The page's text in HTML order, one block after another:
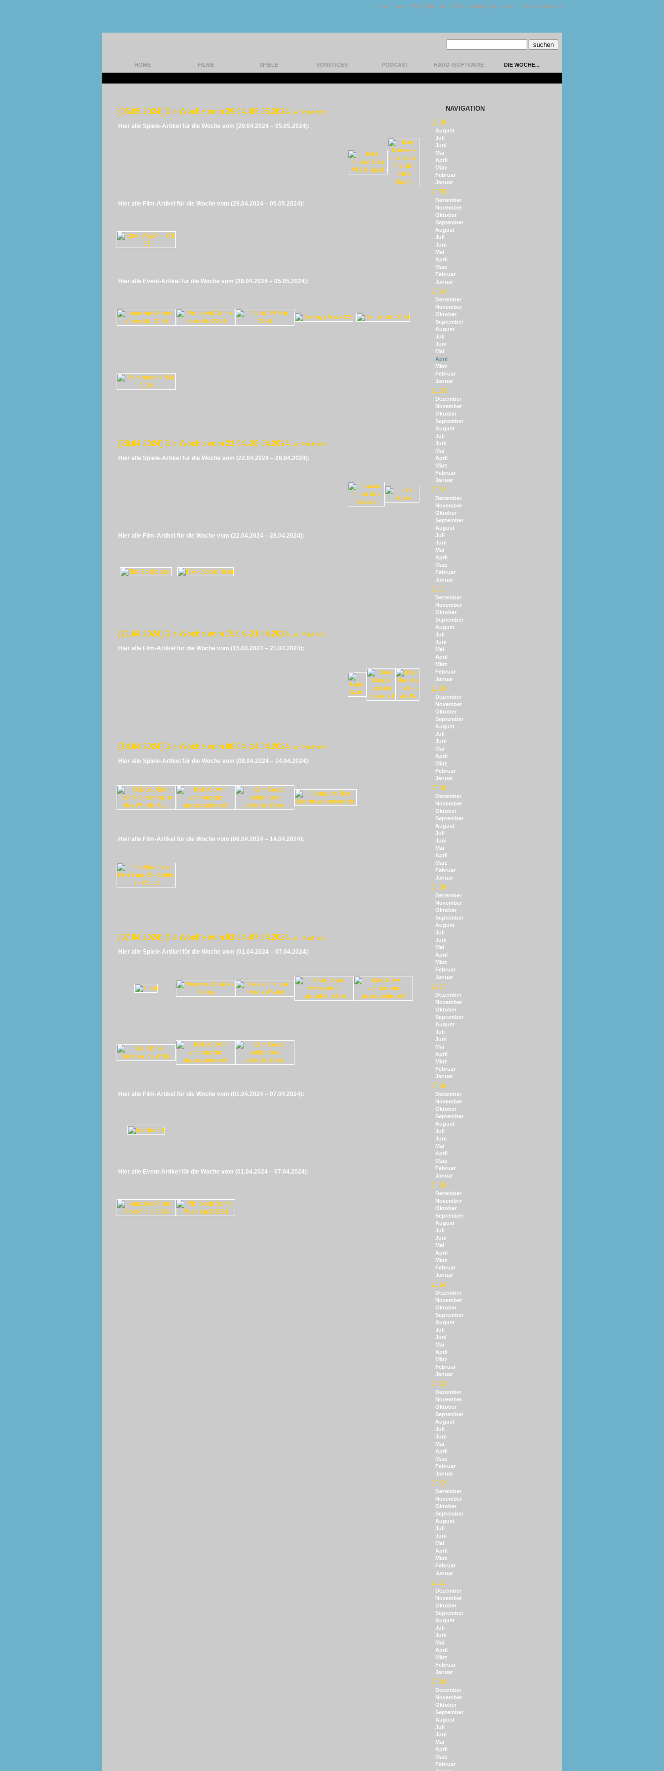
Unser Team | FAQ | Kontakt | Datenschutz | Impressum | Version 1.13.0.9
HOME FILME SPIELE SONSTIGES PODCAST HARD-/SOFTWARE DIE WOCHE...
[05.05.2024] Die Woche vom 29.04.-05.05.2024 von Panikmike
Hier alle Spiele-Artikel für die Woche vom (29.04.2024 – 05.05.2024):
Hier alle Film-Artikel für die Woche vom (29.04.2024 – 05.05.2024):
Hier alle Event-Artikel für die Woche vom (29.04.2024 – 05.05.2024):
[28.04.2024] Die Woche vom 22.04.-28.04.2024 von Panikmike
Hier alle Spiele-Artikel für die Woche vom (22.04.2024 – 28.04.2024):
Hier alle Film-Artikel für die Woche vom (22.04.2024 – 28.04.2024):
[21.04.2024] Die Woche vom 15.04.-21.04.2024 von Panikmike
Hier alle Film-Artikel für die Woche vom (15.04.2024 – 21.04.2024):
[14.04.2024] Die Woche vom 08.04.-14.04.2024 von Panikmike
Hier alle Spiele-Artikel für die Woche vom (08.04.2024 – 14.04.2024):
Hier alle Film-Artikel für die Woche vom (08.04.2024 – 14.04.2024):
[07.04.2024] Die Woche vom 01.04.-07.04.2024 von Panikmike
Hier alle Spiele-Artikel für die Woche vom (01.04.2024 – 07.04.2024):
Hier alle Film-Artikel für die Woche vom (01.04.2024 – 07.04.2024):
Hier alle Event-Artikel für die Woche vom (01.04.2024 – 07.04.2024):
NAVIGATION
2026
August
Juli
Juni
Mai
April
März
Februar
Januar
2025
Dezember
November
Oktober
September
August
Juli
Juni
Mai
April
März
Februar
Januar
2024
Dezember
November
Oktober
September
August
Juli
Juni
Mai
April
März
Februar
Januar
2023
Dezember
November
Oktober
September
August
Juli
Juni
Mai
April
März
Februar
Januar
2022
Dezember
November
Oktober
September
August
Juli
Juni
Mai
April
März
Februar
Januar
2021
Dezember
November
Oktober
September
August
Juli
Juni
Mai
April
März
Februar
Januar
2020
Dezember
November
Oktober
September
August
Juli
Juni
Mai
April
März
Februar
Januar
2019
Dezember
November
Oktober
September
August
Juli
Juni
Mai
April
März
Februar
Januar
2018
Dezember
November
Oktober
September
August
Juli
Juni
Mai
April
März
Februar
Januar
2017
Dezember
November
Oktober
September
August
Juli
Juni
Mai
April
März
Februar
Januar
2016
Dezember
November
Oktober
September
August
Juli
Juni
Mai
April
März
Februar
Januar
2015
Dezember
November
Oktober
September
August
Juli
Juni
Mai
April
März
Februar
Januar
2014
Dezember
November
Oktober
September
August
Juli
Juni
Mai
April
März
Februar
Januar
2013
Dezember
November
Oktober
September
August
Juli
Juni
Mai
April
März
Februar
Januar
2012
Dezember
November
Oktober
September
August
Juli
Juni
Mai
April
März
Februar
Januar
2011
Dezember
November
Oktober
September
August
Juli
Juni
Mai
April
März
Februar
Januar
2010
Dezember
November
Oktober
September
August
Juli
Juni
Mai
April
März
Februar